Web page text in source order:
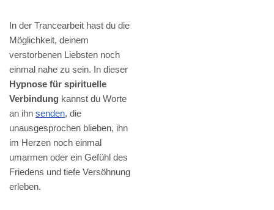
In der Trancearbeit hast du die
Möglichkeit, deinem
verstorbenen Liebsten noch
einmal nahe zu sein. In dieser
Hypnose für spirituelle
Verbindung kannst du Worte
an ihn senden, die
unausgesprochen blieben, ihn
im Herzen noch einmal
umarmen oder ein Gefühl des
Friedens und tiefe Versöhnung
erleben.